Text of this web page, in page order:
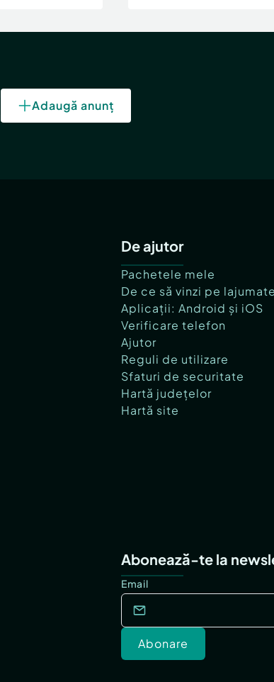
Adaugă anunț
De ajutor
Pachetele mele
De ce să vinzi pe
Aplicații: Android și iOS
Verificare telefon
Ajutor
Reguli de utilizare
Sfaturi de securitate
Hartă județelor
Hartă site
Abonează-te la
Email
Abonare